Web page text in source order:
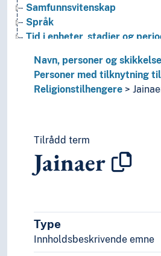
Samfunnsvitenskap
Språk
Tid i enheter, stadier og
Navn, personer og
Personer med tilknytning
Religionstilhengere
Tilrådd term
Jainaer
Type
Innholdsbeskrivende emne